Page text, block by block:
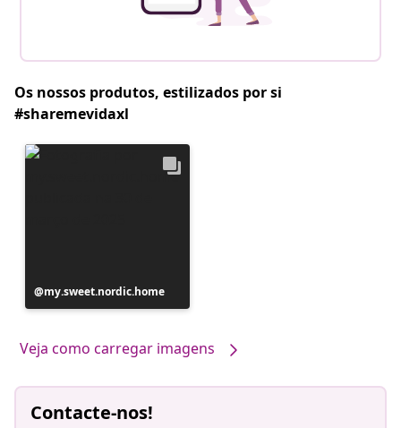
Os nossos produtos, estilizados por si
#sharemevidaxl
Postagem
publicada
my.sweet.nordic.home
Veja como carregar imagens
Contacte-nos!